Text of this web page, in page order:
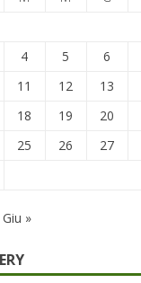
4 5 6
11 12 13
18 19 20
25 26 27
Giu »